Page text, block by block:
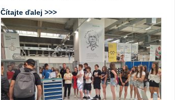
Čítajte ďalej >>>